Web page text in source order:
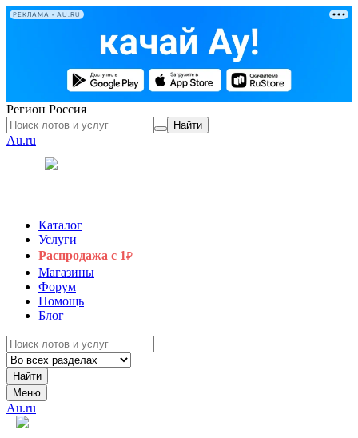
РЕКЛАМА • AU.RU
Регион Россия
Найти
Au.ru
Каталог
Услуги
Распродажа с 1₽
Магазины
Форум
Помощь
Блог
Найти
Меню
Au.ru